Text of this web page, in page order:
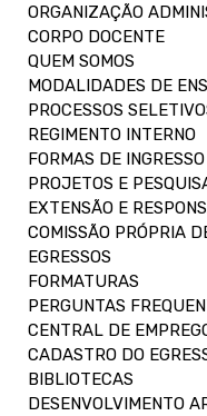
ORGANIZAÇÃO
CORPO DOCENTE
QUEM SOMOS
MODALIDADES DE
PROCESSOS
REGIMENTO INTERNO
FORMAS DE INGRESSO
PROJETOS E
EXTENSÃO E
COMISSÃO PRÓPRIA
EGRESSOS
FORMATURAS
PERGUNTAS
CENTRAL DE
CADASTRO DO
BIBLIOTECAS
DESENVOLVIMENTO